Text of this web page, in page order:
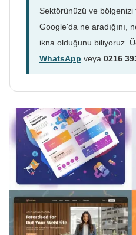
Sektörünüzü ve bölgenizi
Google'da ne aradığını,
ikna olduğunu biliyoruz.
WhatsApp veya 0216